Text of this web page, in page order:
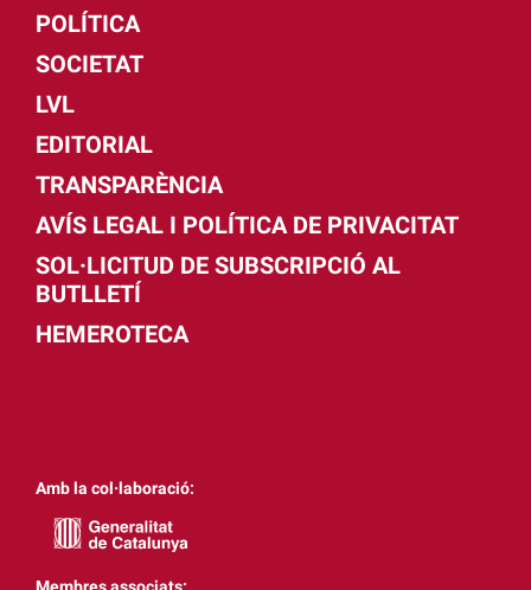
POLÍTICA
SOCIETAT
LVL
EDITORIAL
TRANSPARÈNCIA
AVÍS LEGAL I POLÍTICA DE PRIVACITAT
SOL·LICITUD DE SUBSCRIPCIÓ AL
BUTLLETÍ
HEMEROTECA
Amb la col·laboració: